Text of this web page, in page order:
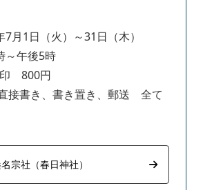
月1日（火）～31日（木）
～午後5時
印 800円
接書き、書き置き、郵送 全て
宗社（春日神社）